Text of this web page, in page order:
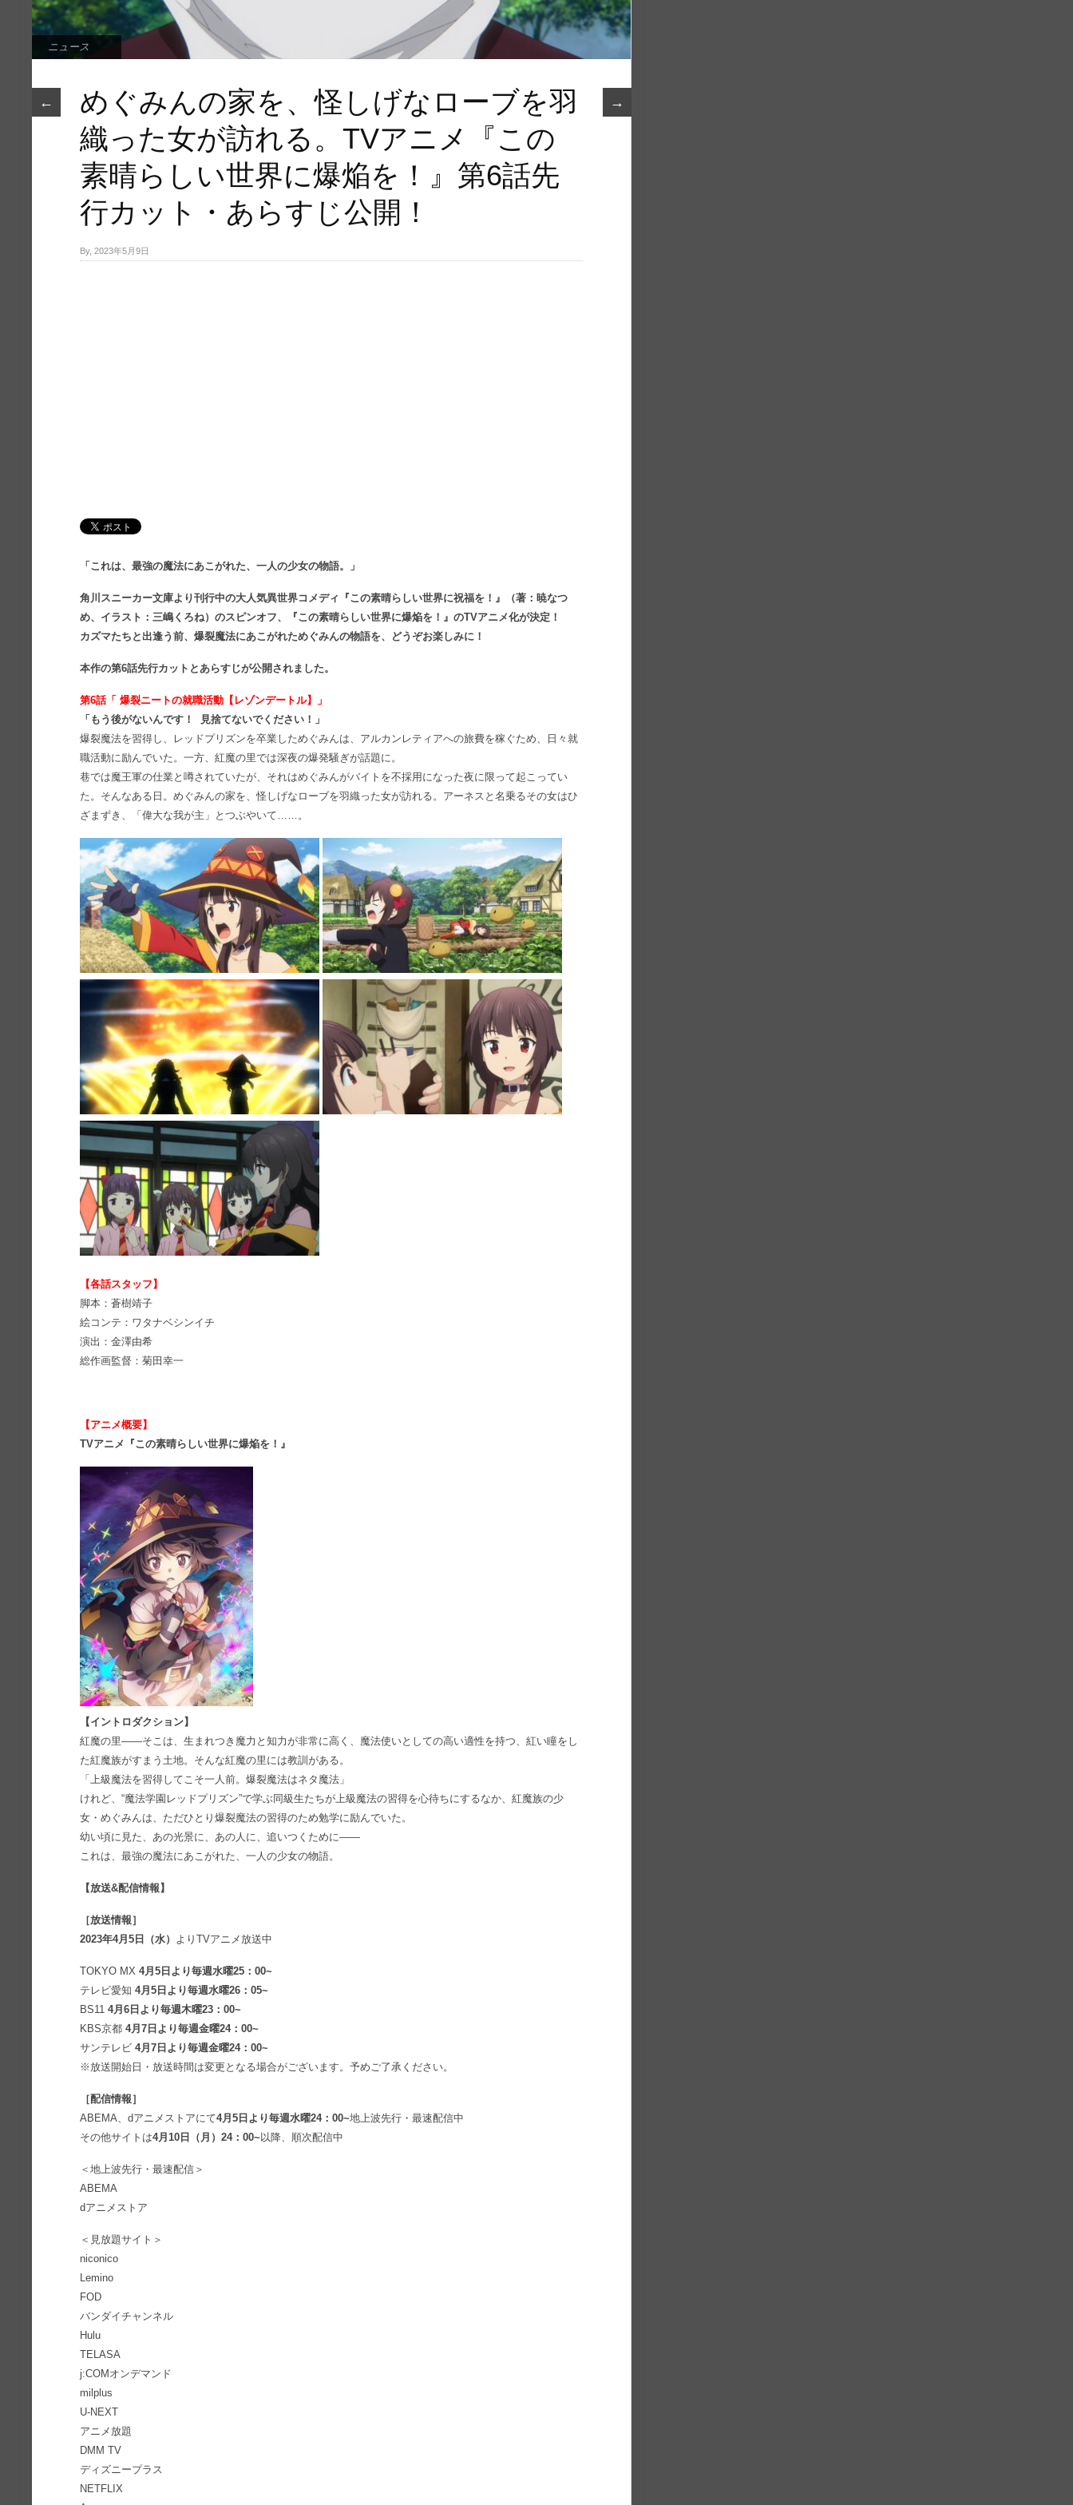
ニュース
← →
めぐみんの家を、怪しげなローブを羽
織った女が訪れる。TVアニメ『この
素晴らしい世界に爆焔を！』第6話先
行カット・あらすじ公開！
By, 2023年5月9日
「これは、最強の魔法にあこがれた、一人の少女の物語。」
角川スニーカー文庫より刊行中の大人気異世界コメディ『この素晴らしい世界に祝福を！』（著：暁なつ
め、イラスト：三嶋くろね）のスピンオフ、『この素晴らしい世界に爆焔を！』のTVアニメ化が決定！
カズマたちと出逢う前、爆裂魔法にあこがれためぐみんの物語を、どうぞお楽しみに！
本作の第6話先行カットとあらすじが公開されました。
第6話「 爆裂ニートの就職活動【レゾンデートル】」
「もう後がないんです！ 見捨てないでください！」
爆裂魔法を習得し、レッドプリズンを卒業しためぐみんは、アルカンレティアへの旅費を稼ぐため、日々就
職活動に励んでいた。一方、紅魔の里では深夜の爆発騒ぎが話題に。
巷では魔王軍の仕業と噂されていたが、それはめぐみんがバイトを不採用になった夜に限って起こってい
た。そんなある日。めぐみんの家を、怪しげなローブを羽織った女が訪れる。アーネスと名乗るその女はひ
ざまずき、「偉大な我が主」とつぶやいて……。
【各話スタッフ】
脚本：蒼樹靖子
絵コンテ：ワタナベシンイチ
演出：金澤由希
総作画監督：菊田幸一
【アニメ概要】
TVアニメ『この素晴らしい世界に爆焔を！』
【イントロダクション】
紅魔の里――そこは、生まれつき魔力と知力が非常に高く、魔法使いとしての高い適性を持つ、紅い瞳をし
た紅魔族がすまう土地。そんな紅魔の里には教訓がある。
「上級魔法を習得してこそ一人前。爆裂魔法はネタ魔法」
けれど、“魔法学園レッドプリズン”で学ぶ同級生たちが上級魔法の習得を心待ちにするなか、紅魔族の少
女・めぐみんは、ただひとり爆裂魔法の習得のため勉学に励んでいた。
幼い頃に見た、あの光景に、あの人に、追いつくために――
これは、最強の魔法にあこがれた、一人の少女の物語。
【放送&配信情報】
［放送情報］
2023年4月5日（水） よりTVアニメ放送中
TOKYO MX4月5日より毎週水曜25：00~
テレビ愛知4月5日より毎週水曜26：05~
BS11 4月6日より毎週木曜23：00~
KBS京都 4月7日より毎週金曜24：00~
サンテレビ4月7日より毎週金曜24：00~
※放送開始日・放送時間は変更となる場合がございます。予めご了承ください。
［配信情報］
ABEMA、dアニメストアにて4月5日より毎週水曜24：00~地上波先行・最速配信中
その他サイトは4月10日（月）24：00~ 以降、順次配信中
＜地上波先行・最速配信＞
ABEMA
dアニメストア
＜見放題サイト＞
niconico
Lemino
FOD
バンダイチャンネル
Hulu
TELASA
j:COMオンデマンド
milplus
U-NEXT
アニメ放題
DMM TV
ディズニープラス
NETFLIX